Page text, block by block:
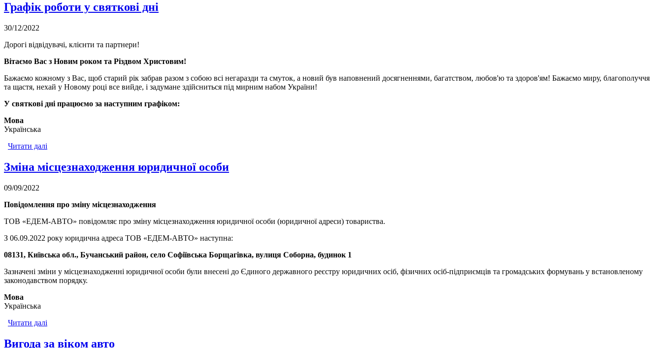
Графік роботи у святкові дні
30/12/2022
Дорогі відвідувачі, клієнти та партнери!
Вітаємо Вас з Новим роком та Різдвом Христовим!
Бажаємо кожному з Вас, щоб старий рік забрав разом з собою всі негаразди та смуток, а новий був наповнений досягненнями, багатством, любов'ю та здоров'ям! Бажаємо миру, благополуччя
та щастя, нехай у Новому році все вийде, і задумане здійсниться під мирним набом України!
У святкові дні працюємо за наступним графіком:
Мова
Українська
Читати далі
Зміна місцезнаходження юридичної особи
09/09/2022
Повідомлення про зміну місцезнаходження
ТОВ «ЕДЕМ-АВТО» повідомляє про зміну місцезнаходження юридичної особи (юридичної адреси) товариства.
З 06.09.2022 року юридична адреса ТОВ «ЕДЕМ-АВТО» наступна:
08131, Київська обл., Бучанський район, село Софіївська Борщагівка, вулиця Соборна, будинок 1
Зазначені зміни у місцезнаходженні юридичної особи були внесені до Єдиного державного реєстру юридичних осіб, фізичних осіб-підприємців та громадських формувань у встановленому
законодавством порядку.
Мова
Українська
Читати далі
Вигода за віком авто